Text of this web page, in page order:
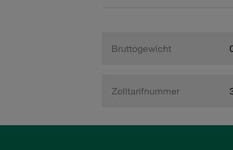
Bruttogewicht
Zolltarifnummer